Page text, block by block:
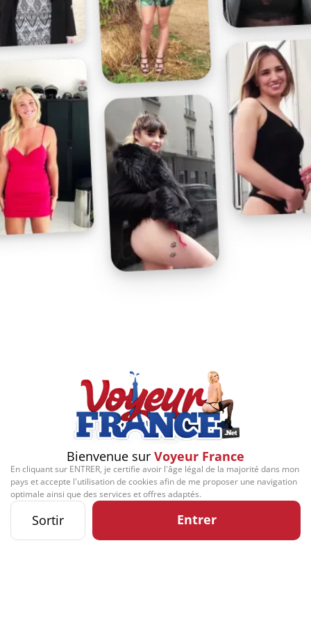
Profitez d'un essai 24h pour seulement 2€ !
Découvrir !
Basculer
la
navigation
VIDÉO À PROPOS
BIEN COMBLÉE.
00:10 - 4 233 vues
Play
Video
Signaler cette contribution
ContactMentions légales DésabonnementComplaint PolicyPrivacy Policy
Content PolicyBilling Support Segpay
18 U.S.C. 2257 Record-Keeping Requirements Compliance Statement
Kozozxy Kft. - Revay köz 4, 1065 Budapest, Hungary -
contact@kozozxy.com
The website contains sexual content.
Bienvenue sur Voyeur France
En cliquant sur ENTRER, je certifie avoir l'âge légal de la majorité dans mon
pays et accepte l'utilisation de cookies afin de me proposer une navigation
optimale ainsi que des services et offres adaptés.
Sortir Entrer